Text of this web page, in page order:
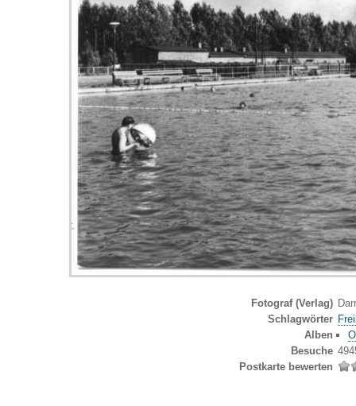
Fotograf (Verlag)
Schlagwörter
Alben
Besuche
Postkarte bewerten